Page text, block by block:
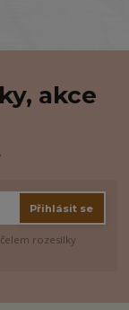
akce
Přihlásit se
rozesílky